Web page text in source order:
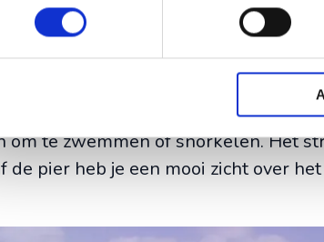
baai
dorp opSalen meest
is zo’n 8 km lang en loopt
spelen of trucs uithalen met
om te zwemmen of snorkelen. Het
de pier heb je een mooi zicht over